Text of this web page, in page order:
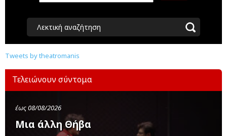
Λεκτική αναζήτηση
Tweets by theatromanis
Τελειώνουν σύντομα
έως 08/08/2026
Μια άλλη Θήβα